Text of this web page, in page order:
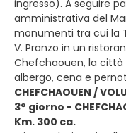
ingresso). A seguire
amministrativa del
monumenti tra cui la
V. Pranzo in un
Chefchaouen, la città
albergo, cena e
CHEFCHAOUEN /
3° giorno -
Km. 300 ca.